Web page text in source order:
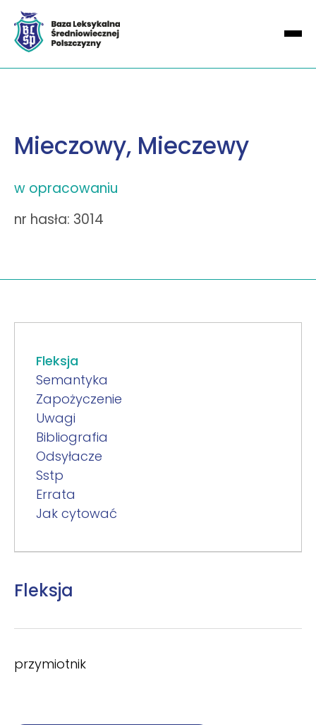
Mieczowy, Mieczewy
w opracowaniu
nr hasła: 3014
Fleksja
Semantyka
Zapożyczenie
Uwagi
Bibliografia
Odsyłacze
Sstp
Errata
Jak cytować
Fleksja
przymiotnik